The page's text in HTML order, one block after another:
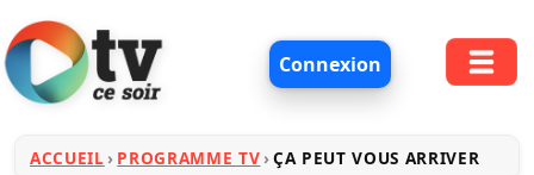
Connexion
ACCUEIL PROGRAMME TV ÇA PEUT VOUS ARRIVER